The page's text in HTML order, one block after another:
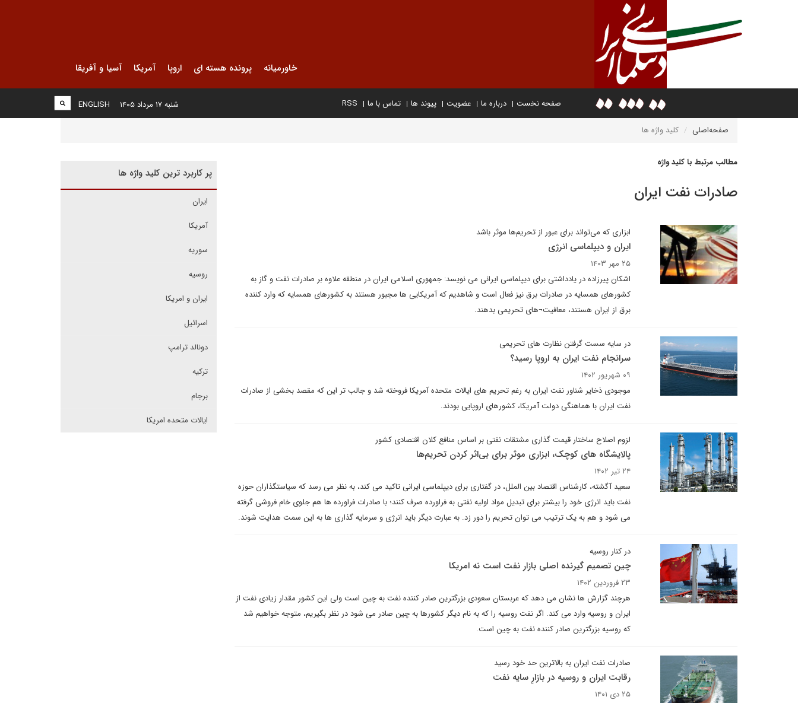
خاورمیانه پرونده هسته ای اروپا آمریکا آسیا و آفریقا
صفحه نخست درباره ما عضویت پیوند ها تماس با ما RSS
ENGLISH شنبه ۱۷ مرداد ۱۴۰۵
صفحه‌اصلی کلید واژه ها
مطالب مرتبط با کلید واژه
صادرات نفت ایران
ابزاری که می‌تواند برای عبور از تحریم‌ها موثر باشد
ایران و دیپلماسی انرژی
۲۵ مهر ۱۴۰۳
اشکان پیرزاده در یادداشتی برای دیپلماسی ایرانی می نویسد: جمهوری اسلامی ایران در منطقه علاوه بر صادرات نفت و گاز به
کشورهای همسایه در صادرات برق نیز فعال است و شاهدیم که آمریکایی ها مجبور هستند به کشورهای همسایه که وارد کننده
برق از ایران هستند، معافیت¬های تحریمی بدهند.
در سایه سست گرفتن نظارت های تحریمی
سرانجام نفت ایران به اروپا رسید؟
۰۹ شهریور ۱۴۰۲
موجودی ذخایر شناور نفت ایران به رغم تحریم های ایالات متحده آمریکا فروخته شد و جالب تر این که مقصد بخشی از صادرات
نفت ایران با هماهنگی دولت آمریکا، کشورهای اروپایی بودند.
لزوم اصلاح ساختار قیمت گذاری مشتقات نفتی بر اساس منافع کلان اقتصادی کشور
پالایشگاه های کوچک، ابزاری موثر برای بی‌اثر کردن تحریم‌ها
۲۴ تیر ۱۴۰۲
سعید آگشته، کارشناس اقتصاد بین الملل، در گفتاری برای دیپلماسی ایرانی تاکید می کند، به نظر می رسد که سیاستگذاران حوزه
نفت باید انرژی خود را بیشتر برای تبدیل مواد اولیه نفتی به فراورده صرف کنند؛ با صادرات فراورده ها هم جلوی خام فروشی گرفته
می شود و هم به یک ترتیب می توان تحریم را دور زد. به عبارت دیگر باید انرژی و سرمایه گذاری ها به این سمت هدایت شوند.
در کنار روسیه
چین تصمیم گیرنده اصلی بازار نفت است نه امریکا
۲۳ فروردین ۱۴۰۲
هرچند گزارش ها نشان می دهد که عربستان سعودی بزرگترین صادر کننده نفت به چین است ولی این کشور مقدار زیادی نفت از
ایران و روسیه وارد می کند. اگر نفت روسیه را که به نام دیگر کشورها به چین صادر می شود در نظر بگیریم، متوجه خواهیم شد
که روسیه بزرگترین صادر کننده نفت به چین است.
صادرات نفت ایران به بالاترین حد خود رسید
رقابت ایران و روسیه در بازارِ سایه نفت
۲۵ دی ۱۴۰۱
پر کاربرد ترین کلید واژه ها
ایران
آمریکا
سوریه
روسیه
ایران و امریکا
اسرائیل
دونالد ترامپ
ترکیه
برجام
ایالات متحده امریکا